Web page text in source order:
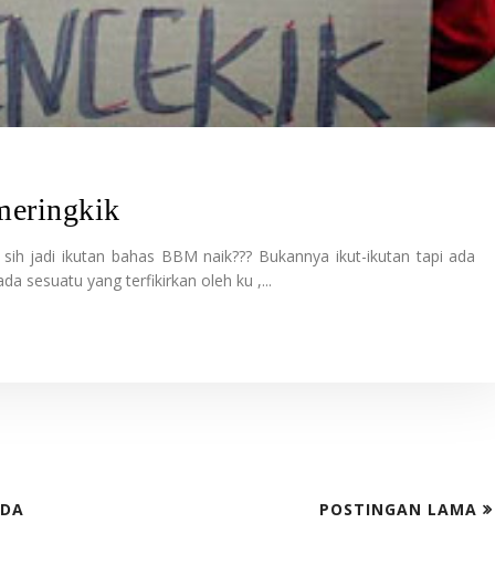
jadi ikutan bahas BBM naik??? Bukannya ikut-ikutan tapi ada
sesuatu yang terfikirkan oleh ku ,...
POSTINGAN LAMA